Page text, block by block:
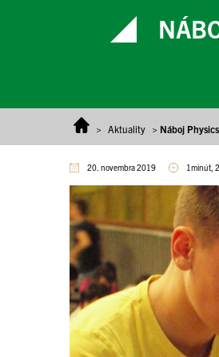
> Aktuality > Náboj
20. novembra 2019 1minút,